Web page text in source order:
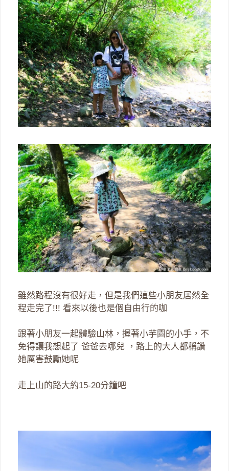
雖然路程沒有很好走，但是我們這些小朋友居然全
程走完了!!! 看來以後也是個自由行的咖
跟著小朋友一起體驗山林，握著小芋園的小手，不
免得讓我想起了 爸爸去哪兒 ，路上的大人都稱讚
她厲害鼓勵她呢
走上山的路大約15-20分鐘吧